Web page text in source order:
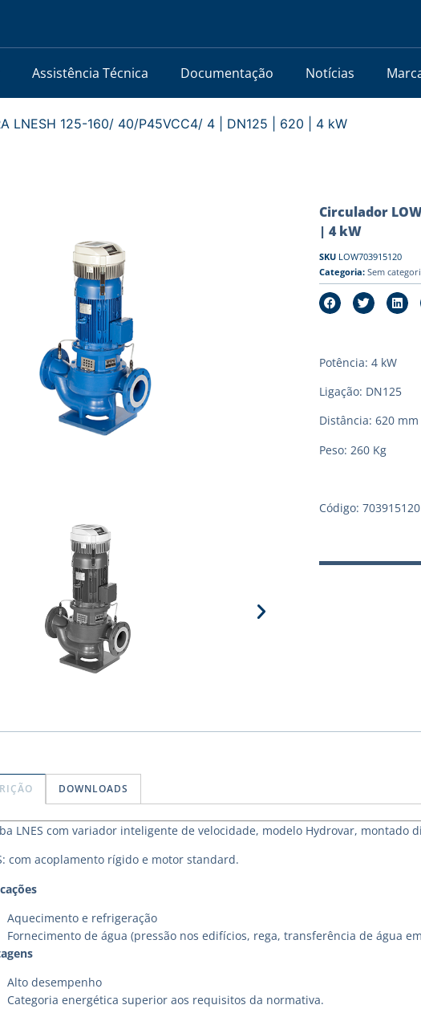
Assistência Técnica Documentação Notícias
LNESH 125-160/ 40/P45VCC4/ 4 | DN125 | 620 | 4 kW
Circulador
| 4 kW
SKU LOW703915120
Categoria: Sem
Potência: 4 kW
Ligação: DN125
Distância: 620 mm
Peso: 260 Kg
Código: 703915120
DOWNLOADS
LNES com variador inteligente de velocidade, modelo Hydrovar, montado
com acoplamento rígido e motor standard.
Aquecimento e refrigeração
Fornecimento de água (pressão nos edifícios, rega, transferência de água
Alto desempenho
Categoria energética superior aos requisitos da normativa.